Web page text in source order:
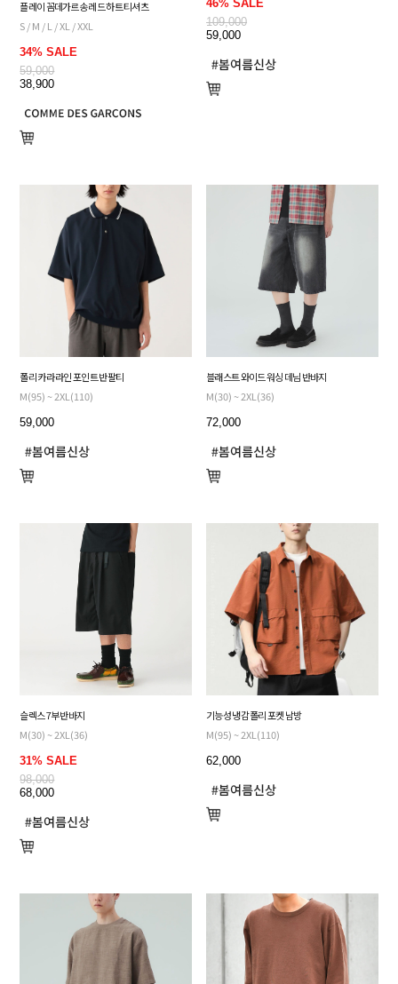
플레이 꼼데가르송 레드 하트 티셔츠
S / M / L / XL / XXL
34% SALE
59,000
38,900
46% SALE
109,000
59,000
폴리 카라 라인 포인트 반팔티
M(95) ~ 2XL(110)
59,000
블래스트 와이드 워싱 데님 반바지
M(30) ~ 2XL(36)
72,000
슬렉스 7부 반바지
M(30) ~ 2XL(36)
31% SALE
98,000
68,000
기능성 냉감 폴리 포켓 남방
M(95) ~ 2XL(110)
62,000